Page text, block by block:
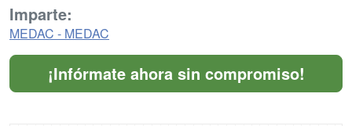
Imparte:
MEDAC - MEDAC
¡Infórmate ahora sin compromiso!